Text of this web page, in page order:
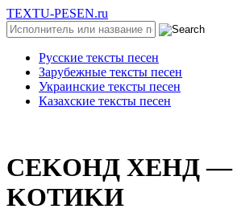
TEXTU-PESEN.ru
Русские тексты песен
Зарубежные тексты песен
Украинские тексты песен
Казахские тексты песен
CEKOHД XEHД —
KOTИKИ